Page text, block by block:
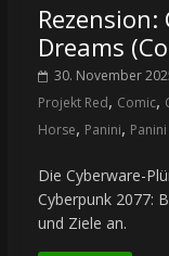
Dreams
30. November
Projekt Red, Comic,
Horse, Panini,
Die Cyberware-
Cyberpunk 2077:
und Ziele an.